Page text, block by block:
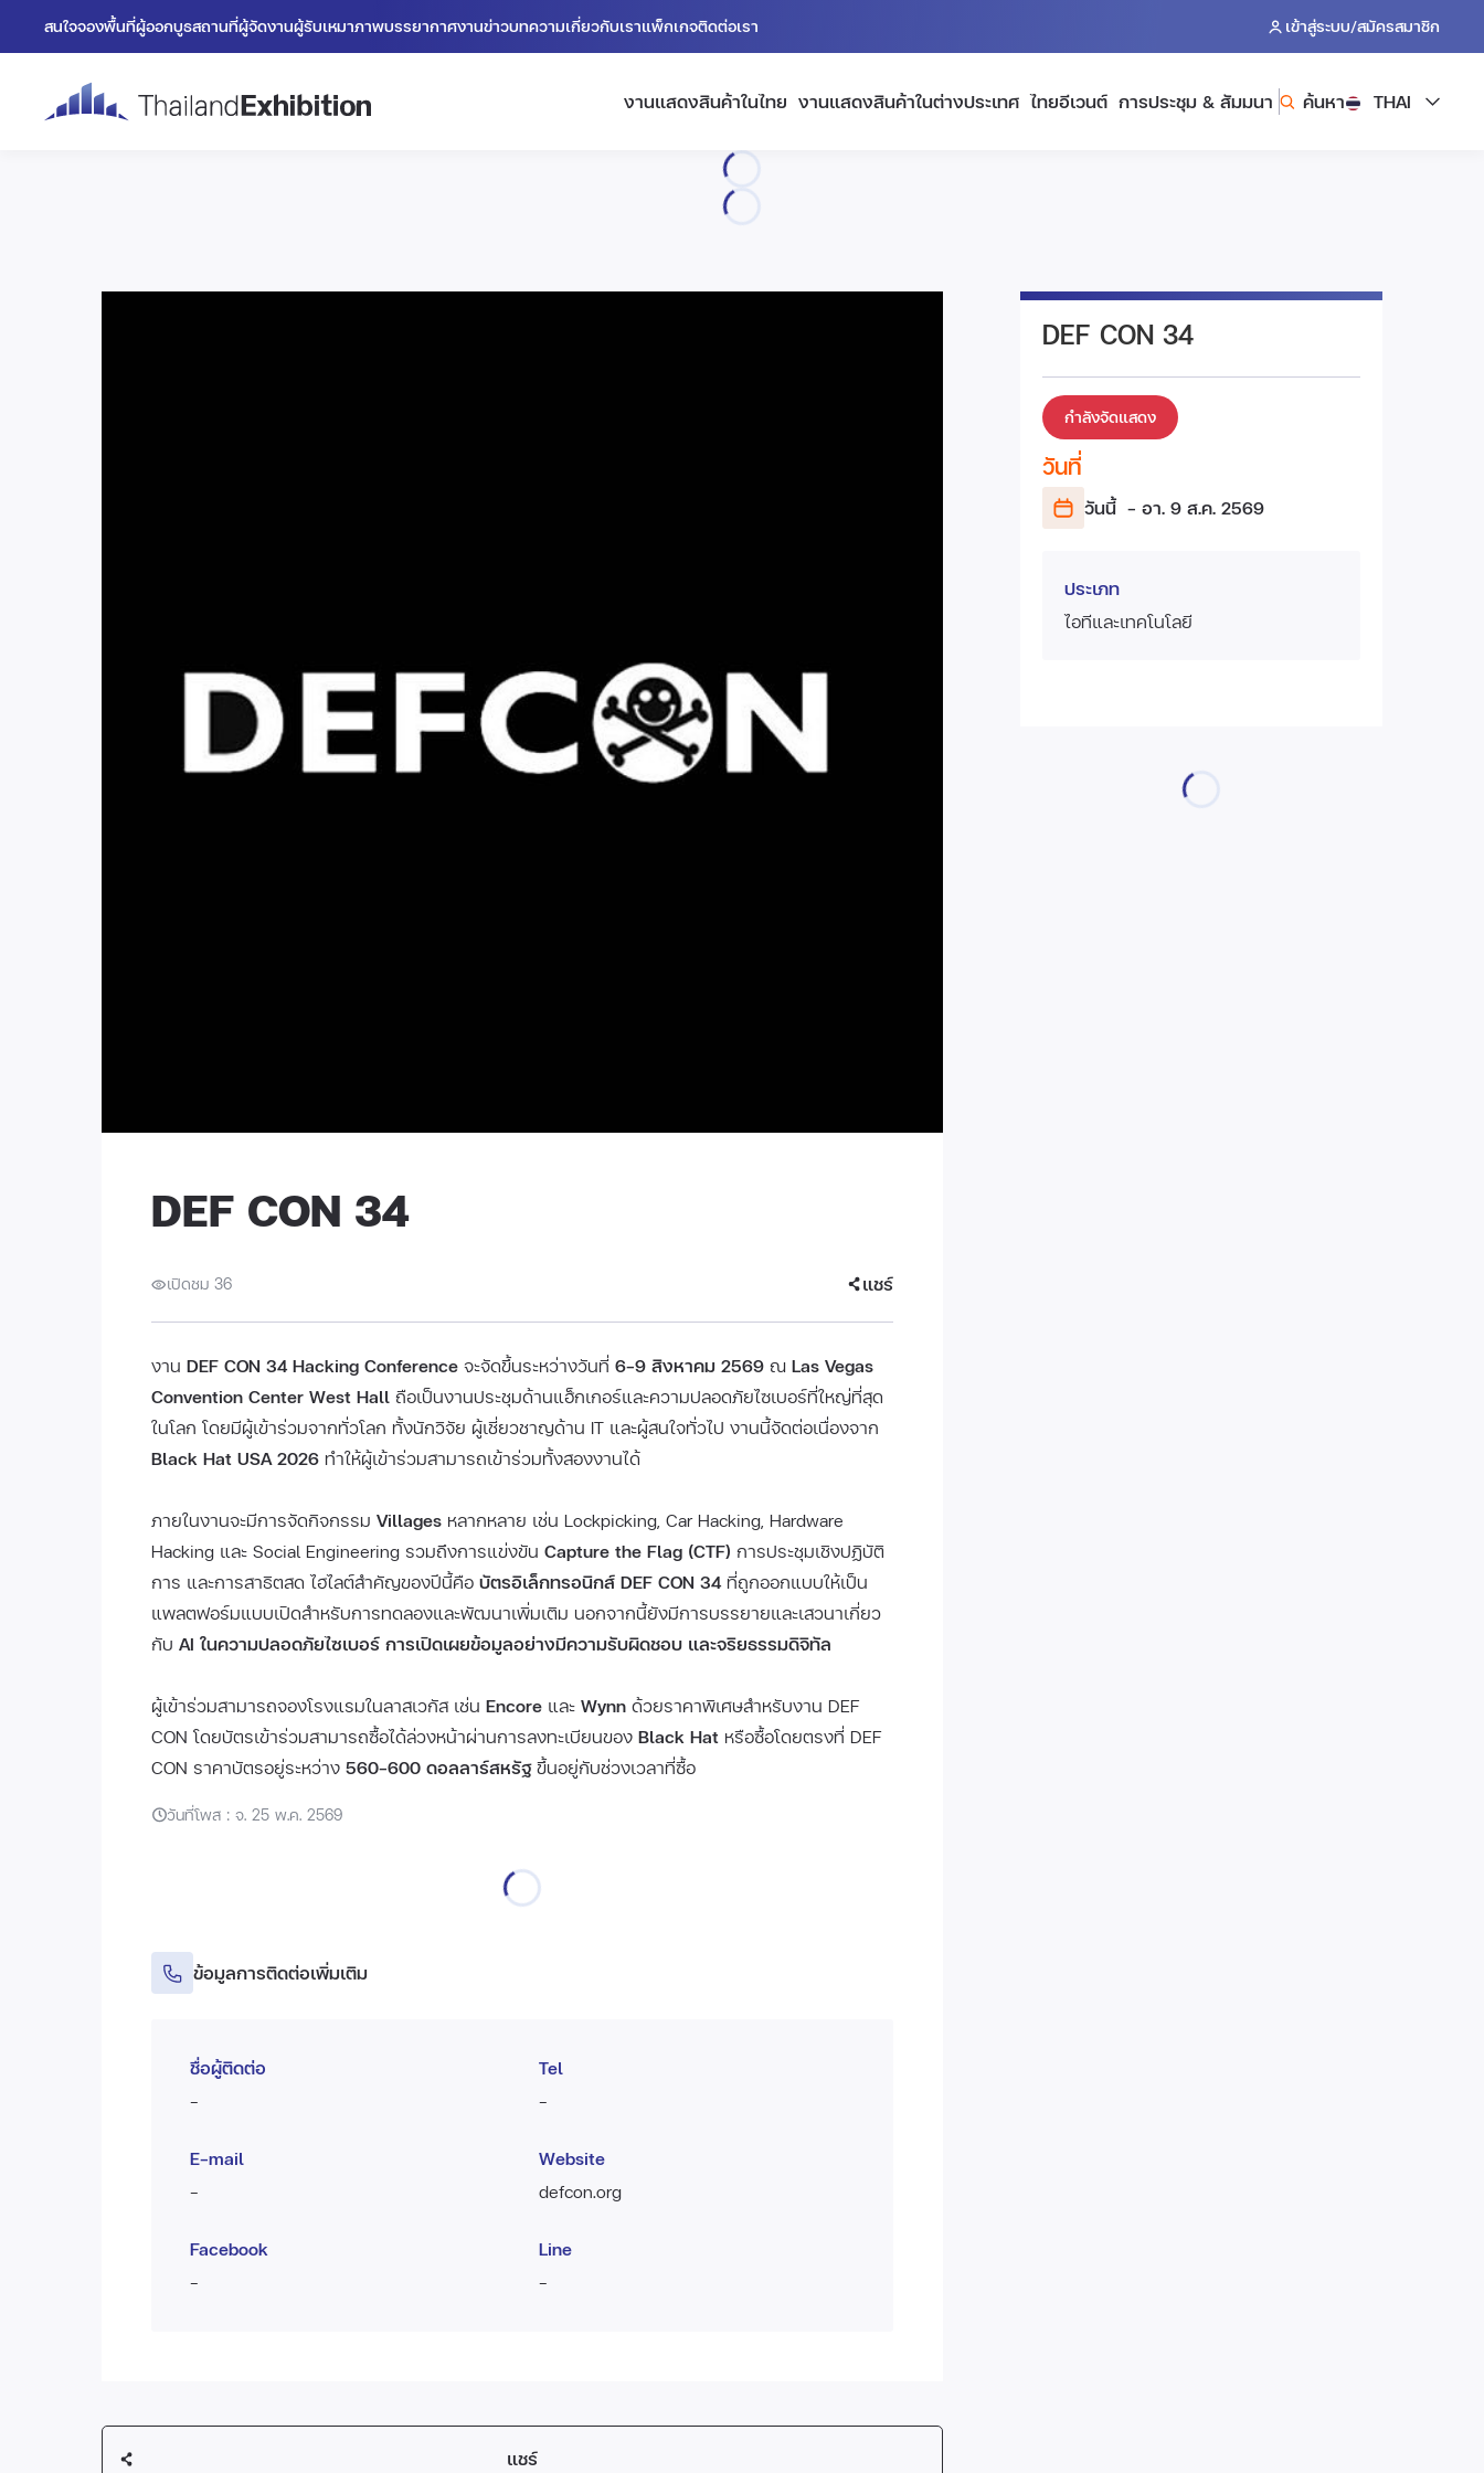
สนใจจองพื้นที่ผู้ออกบูธสถานที่ผู้จัดงานผู้รับเหมาภาพบรรยากาศงานข่าวบทความเกี่ยวกับเราแพ็กเกจติดต่อเรา เข้าสู่ระบบ/สมัครสมาชิก
งานแสดงสินค้าในไทย งานแสดงสินค้าในต่างประเทศ ไทยอีเวนต์ การประชุม & สัมมนา ค้นหา THAI
DEF CON 34
กำลังจัดแสดง
วันที่
วันนี้- อา. 9 ส.ค. 2569
ประเภท
ไอทีและเทคโนโลยี
DEF CON 34
เปิดชม 36 แชร์
งาน DEF CON 34 Hacking Conference จะจัดขึ้นระหว่างวันที่ 6–9 สิงหาคม 2569 ณ Las Vegas
Convention Center West Hall ถือเป็นงานประชุมด้านแฮ็กเกอร์และความปลอดภัยไซเบอร์ที่ใหญ่ที่สุด
ในโลก โดยมีผู้เข้าร่วมจากทั่วโลก ทั้งนักวิจัย ผู้เชี่ยวชาญด้าน IT และผู้สนใจทั่วไป งานนี้จัดต่อเนื่องจาก
Black Hat USA 2026 ทำให้ผู้เข้าร่วมสามารถเข้าร่วมทั้งสองงานได้
ภายในงานจะมีการจัดกิจกรรม Villages หลากหลาย เช่น Lockpicking, Car Hacking, Hardware
Hacking และ Social Engineering รวมถึงการแข่งขัน Capture the Flag (CTF) การประชุมเชิงปฏิบัติ
การ และการสาธิตสด ไฮไลต์สำคัญของปีนี้คือ บัตรอิเล็กทรอนิกส์ DEF CON 34ที่ถูกออกแบบให้เป็น
แพลตฟอร์มแบบเปิดสำหรับการทดลองและพัฒนาเพิ่มเติม นอกจากนี้ยังมีการบรรยายและเสวนาเกี่ยว
กับ AI ในความปลอดภัยไซเบอร์ การเปิดเผยข้อมูลอย่างมีความรับผิดชอบ และจริยธรรมดิจิทัล
ผู้เข้าร่วมสามารถจองโรงแรมในลาสเวกัส เช่น Encore และ Wynn ด้วยราคาพิเศษสำหรับงาน DEF
CON โดยบัตรเข้าร่วมสามารถซื้อได้ล่วงหน้าผ่านการลงทะเบียนของ Black Hat หรือซื้อโดยตรงที่ DEF
CON ราคาบัตรอยู่ระหว่าง 560–600 ดอลลาร์สหรัฐขึ้นอยู่กับช่วงเวลาที่ซื้อ
วันที่โพส : จ. 25 พ.ค. 2569
ข้อมูลการติดต่อเพิ่มเติม
ชื่อผู้ติดต่อ
-
Tel
-
E-mail
-
Website
defcon.org
Facebook
-
Line
-
แชร์